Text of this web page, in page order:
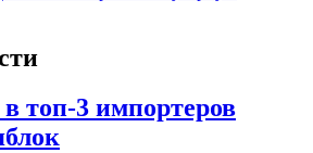
топ-3 импортеров